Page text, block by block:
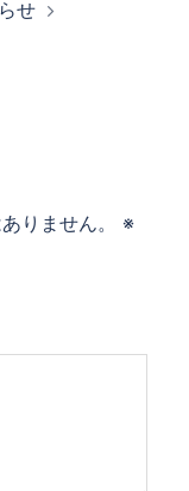
せ
りません。
※